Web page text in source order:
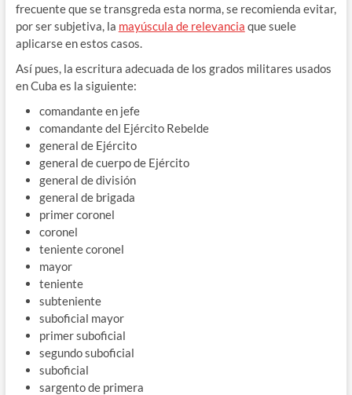
frecuente que se transgreda esta norma, se recomienda evitar,
por ser subjetiva, la mayúscula de relevancia que suele
aplicarse en estos casos.
Así pues, la escritura adecuada de los grados militares usados
en Cuba es la siguiente:
comandante en jefe
comandante del Ejército Rebelde
general de Ejército
general de cuerpo de Ejército
general de división
general de brigada
primer coronel
coronel
teniente coronel
mayor
teniente
subteniente
suboficial mayor
primer suboficial
segundo suboficial
suboficial
sargento de primera